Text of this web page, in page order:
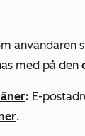
användaren
med på den
: E-
.